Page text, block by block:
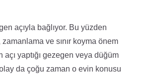
açıyla bağlıyor. Bu yüzden
ve sınır koyma önem
açı yaptığı gezegen veya düğüm
da çoğu zaman o evin konusu